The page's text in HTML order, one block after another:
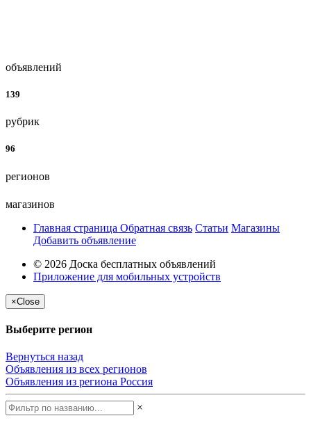
объявлений
139
рубрик
96
регионов
магазинов
Главная страница Обратная связь Статьи Магазины
Добавить объявление
© 2026 Доска бесплатных объявлений
Приложение для мобильных устройств
×Close
Выберите регион
Вернуться назад
Объявления из всех регионов
Объявления из региона Россия
×